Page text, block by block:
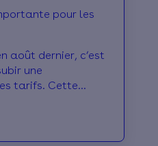
pour les
août dernier, c’est
une
tarifs. Cette